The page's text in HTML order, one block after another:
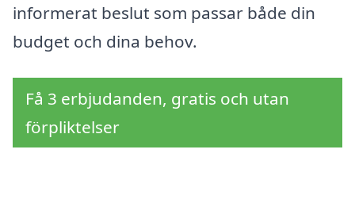
informerat beslut som passar både din
budget och dina behov.
Få 3 erbjudanden, gratis och utan
förpliktelser